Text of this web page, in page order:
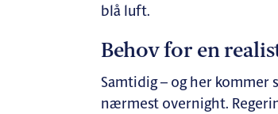
blå luft.
Behov for en
Samtidig – og her
nærmest overnight.